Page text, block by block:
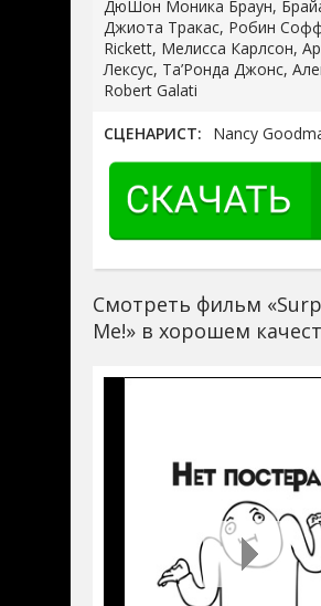
ДюШон Моника Браун,
Джиота Тракас, Робин
Rickett, Мелисса Карлсон,
Лексус, Та’Ронда Джонс,
Robert Galati
СЦЕНАРИСТ: Nancy
Смотреть фильм
Me!» в хорошем